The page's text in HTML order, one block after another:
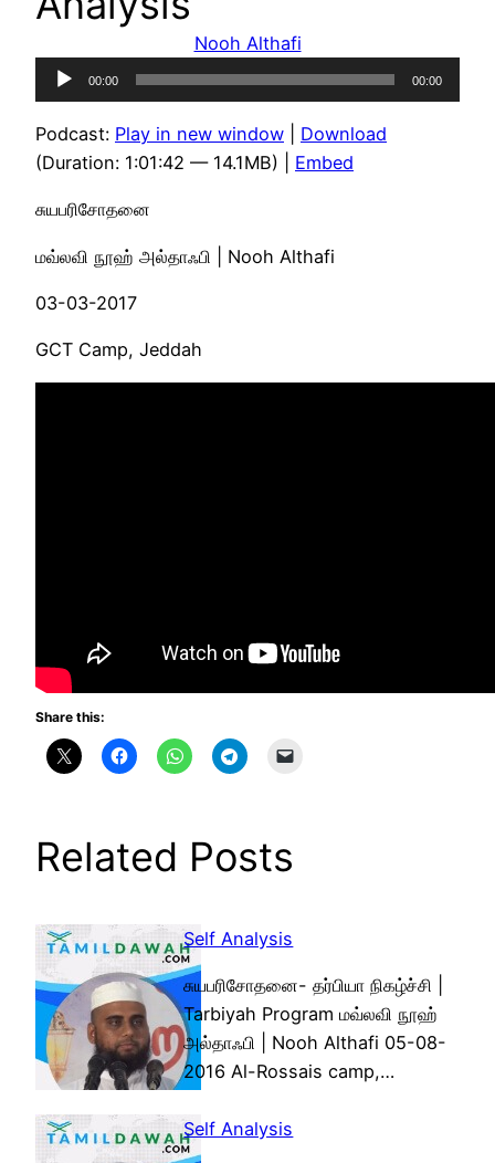
Nooh Althafi
Audio
Player
00:00 00:00
Podcast: Play in new window
Download
(Duration: 1:01:42 — 14.1MB) | Embed
சுயபரிசோதனை
மவ்லவி நூஹ் அல்தாஃபி | Nooh Althafi
03-03-2017
GCT Camp, Jeddah
Share this:
Related Posts
Self Analysis
சுயபரிசோதனை- தர்பியா நிகழ்ச்சி |
Tarbiyah Program மவ்லவி நூஹ்
அல்தாஃபி | Nooh Althafi 05-08-
2016 Al-Rossais camp,…
Self Analysis